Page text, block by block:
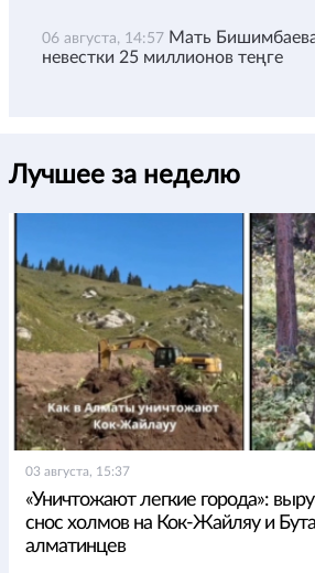
06 августа, 14:57 Мать
невестки 25 миллионов теңге
Лучшее за неделю
03 августа, 15:37
«Уничтожают легкие города»:
снос холмов на Кок-Жайляу и
алматинцев